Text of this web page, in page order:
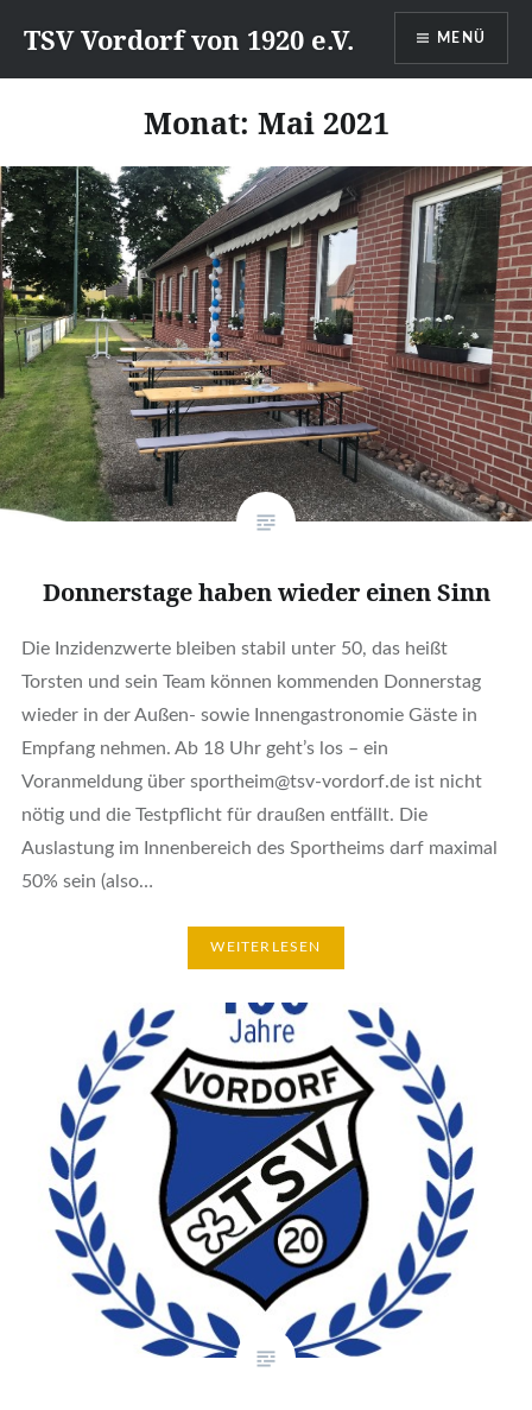
zumTSV Vordorf von 1920 e.V. MENÜ
Monat: Mai 2021
Donnerstage haben wieder einen Sinn
Die Inzidenzwerte bleiben stabil unter 50, das heißt
Torsten und sein Team können kommenden Donnerstag
wieder in der Außen- sowie Innengastronomie Gäste in
Empfang nehmen. Ab 18 Uhr geht’s los – ein
Voranmeldung über sportheim@tsv-vordorf.de ist nicht
nötig und die Testpflicht für draußen entfällt. Die
Auslastung im Innenbereich des Sportheims darf maximal
50% sein (also…
WEITERLESEN